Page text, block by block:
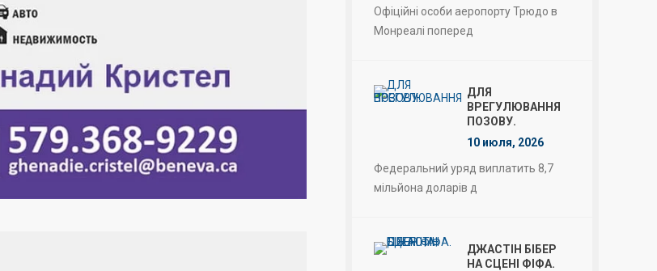
Офіційні особи аеропорту Трюдо в
Монреалі поперед
ДЛЯ
ВРЕГУЛЮВАННЯ
ПОЗОВУ.
10 июля, 2026
Федеральний уряд виплатить 8,7
мільйона доларів д
ДЖАСТІН БІБЕР
НА СЦЕНІ ФІФА.